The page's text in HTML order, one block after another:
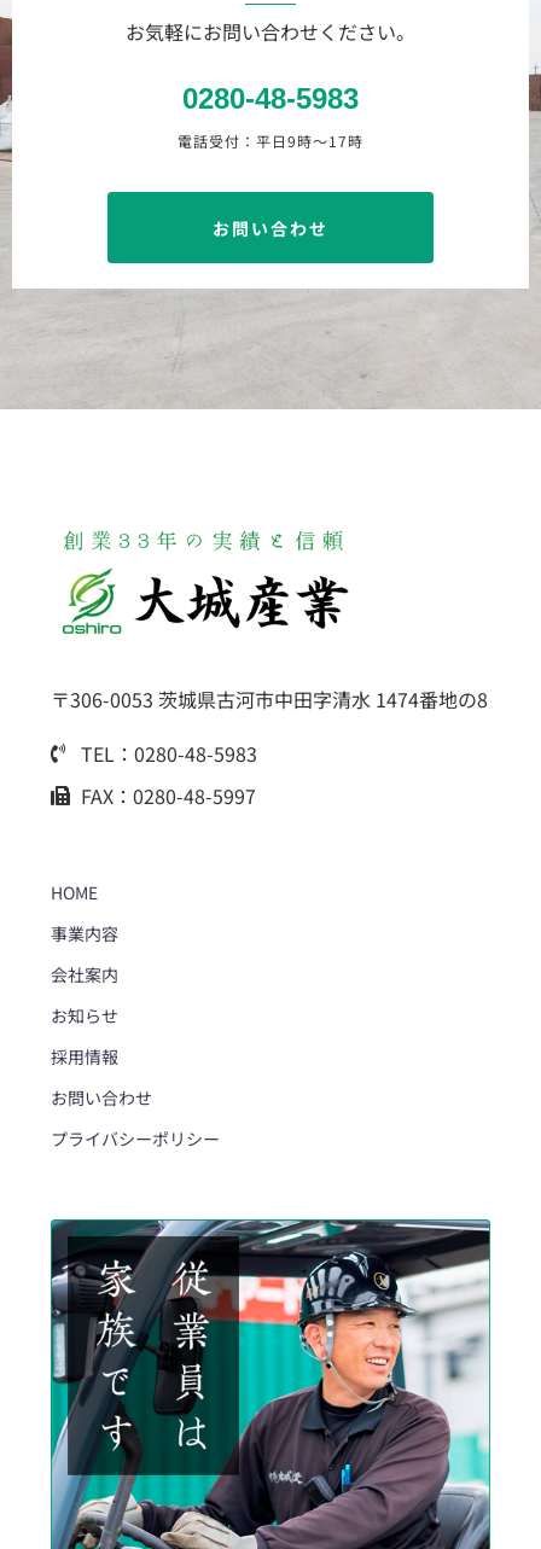
お気軽にお問い合わせください。
0280-48-5983
電話受付：平日9時〜17時
お問い合わせ
〒306-0053 茨城県古河市中田字清水 1474番地の8
TEL：0280-48-5983
FAX：0280-48-5997
HOME
事業内容
会社案内
お知らせ
採用情報
お問い合わせ
プライバシーポリシー